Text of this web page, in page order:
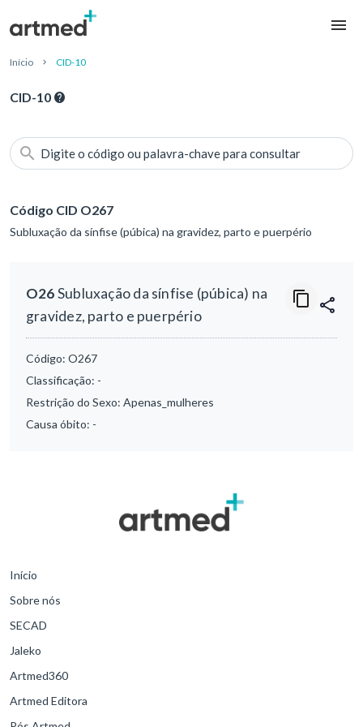
Início CID-10
CID-10
Digite o código ou palavra-chave para consultar
Código CID O267
Subluxação da sínfise (púbica) na gravidez, parto e puerpério
O26Subluxação da sínfise (púbica) na
gravidez, parto e puerpério
Código: O267
Classificação: -
Restrição do Sexo: Apenas_mulheres
Causa óbito: -
Início
Sobre nós
SECAD
Jaleko
Artmed360
Artmed Editora